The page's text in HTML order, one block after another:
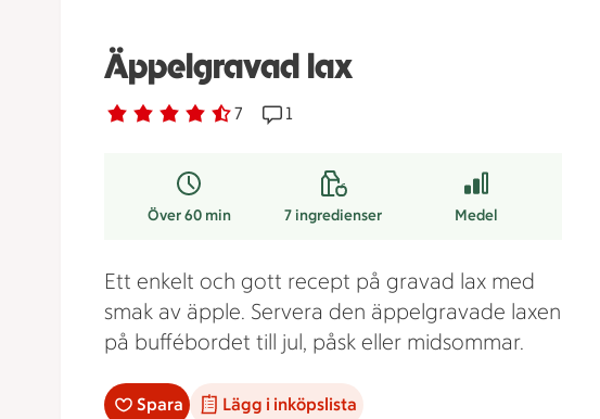
Äppelgravad lax
Betyg 4.7 av 5. 7
7 personer har röstatReceptet har 1 kommentarer
1
Över 60 min 7ingredienser Medel
Ett enkelt och gott recept på gravad lax med
smak av äpple. Servera den äppelgravade laxen
på buffébordet till jul, påsk eller midsommar.
Spara Lägg i inköpslista